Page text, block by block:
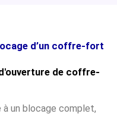
d’un coffre-fort
de coffre-
à un blocage complet,